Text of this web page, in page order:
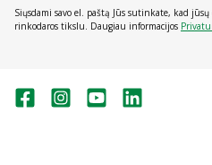
Siųsdami savo el. paštą Jūs sutinkate, kad
rinkodaros tikslu. Daugiau informacijos